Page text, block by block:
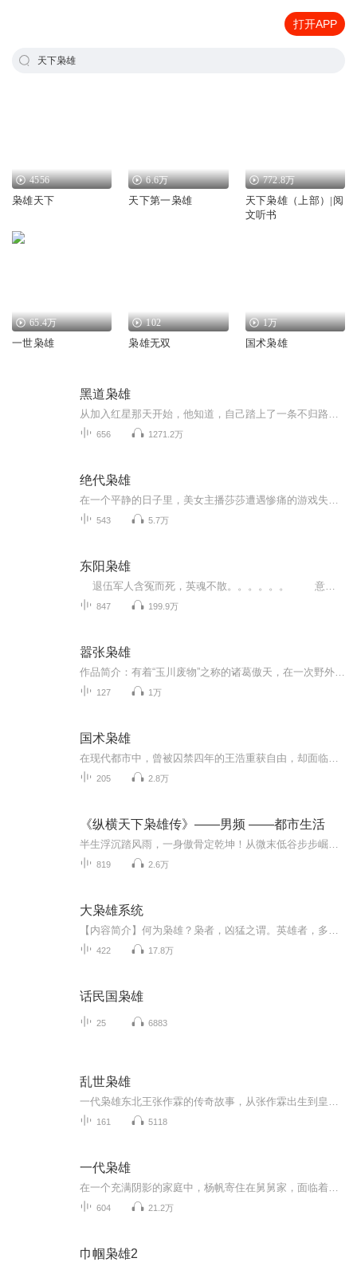
打开APP
天下枭雄
4556
枭雄天下
6.6万
天下第一枭雄
772.8万
天下枭雄（上部）|阅
文听书
65.4万
一世枭雄
102
枭雄无双
1万
国术枭雄
黑道枭雄
656 1271.2万
绝代枭雄
543 5.7万
东阳枭雄
847 199.9万
嚣张枭雄
127 1万
国术枭雄
205 2.8万
《纵横天下枭雄传》——男频 ——都市生活
819 2.6万
大枭雄系统
422 17.8万
话民国枭雄
25 6883
乱世枭雄
161 5118
一代枭雄
604 21.2万
巾帼枭雄2